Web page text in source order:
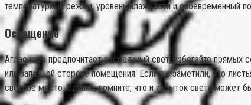
температурный режим, уровень влажности и своевременный
Освещение
Аглаонема предпочитает рассеянный свет, избегайте
или западной стороне помещения. Если вы заметили, что
светлое место. Однако, помните, что и избыток света может